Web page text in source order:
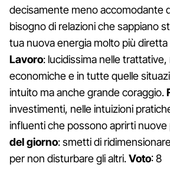
decisamente meno accomodante
bisogno di relazioni che sappiano
tua nuova energia molto più diretta
Lavoro: lucidissima nelle
economiche e in tutte quelle
intuito ma anche grande coraggio.
investimenti, nelle intuizioni
influenti che possono aprirti
del giorno: smetti di
per non disturbare gli altri.Voto: 8